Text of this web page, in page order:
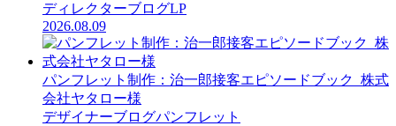
ディレクターブログLP
2026.08.09
パンフレット制作：治一郎接客エピソードブック_株式
会社ヤタロー様
デザイナーブログパンフレット